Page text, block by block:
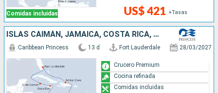
Comidas incluidas US$ 421 +Tasas
ISLAS CAIMÁN, JAMAICA, COSTA RICA, PANAMÁ, ARUBA, REPÚBLICA DOMINICANA, ESTADOS UNIDOS
Caribbean Princess 13 d Fort Lauderdale 28/03/2027
Crucero Premium
Cocina refinada
Comidas incluidas